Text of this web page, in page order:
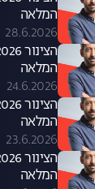
המלאה
28.6.2026
המלאה
24.6.2026
המלאה
23.6.2026
המלאה